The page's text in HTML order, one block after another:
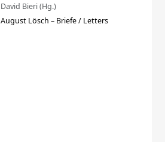
David Bieri (Hg.)
August Lösch – Briefe / Letters